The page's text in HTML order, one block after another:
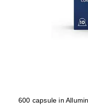
600 capsule in